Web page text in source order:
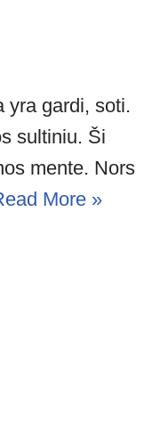
yra gardi, soti.
sultiniu. Ši
mente. Nors
More »